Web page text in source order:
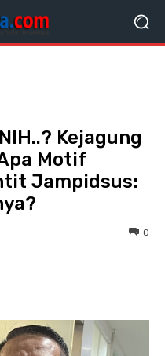
Kejagung
Motif
Jampidsus:
0